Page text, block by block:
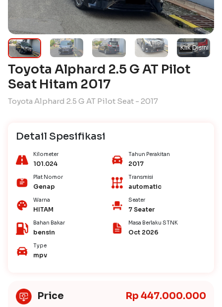
Toyota Alphard 2.5 G AT Pilot
Seat Hitam 2017
Toyota Alphard 2.5 G AT Pilot Seat - 2017
Detail Spesifikasi
Kilometer
101.024
Tahun Perakitan
2017
Plat Nomor
Genap
Transmisi
automatic
Warna
HITAM
Seater
7 Seater
Bahan Bakar
bensin
Masa Berlaku STNK
Oct 2026
Type
mpv
Price Rp 447.000.000